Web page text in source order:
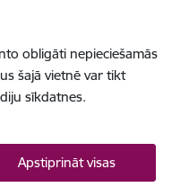
obligāti nepieciešamās
šajā vietnē var tikt
sīkdatnes.
Apstiprināt visas